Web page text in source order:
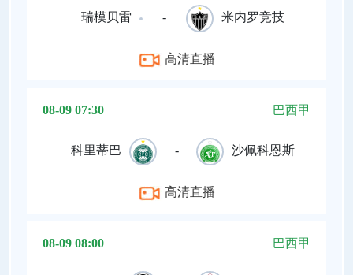
瑞模贝雷 - 米内罗竞技
高清直播
08-09 07:30 巴西甲
科里蒂巴 - 沙佩科恩斯
高清直播
08-09 08:00 巴西甲